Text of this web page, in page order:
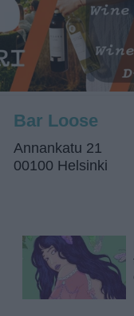
Bar Loose
Annankatu 21
00100 Helsinki